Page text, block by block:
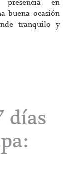
buena ocasión
tranquilo y
días